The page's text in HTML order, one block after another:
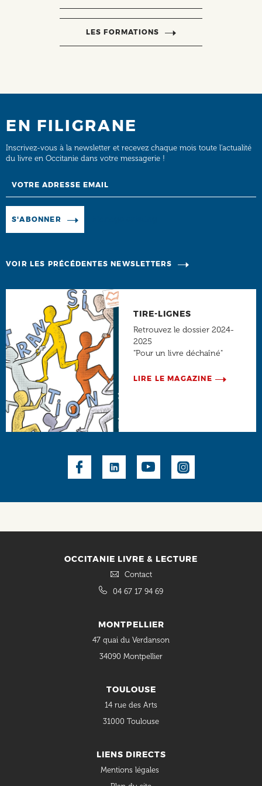
LES FORMATIONS
EN FILIGRANE
Inscrivez-vous à la newsletter et recevez chaque mois toute l’actualité
du livre en Occitanie dans votre messagerie !
S'ABONNER
VOIR LES PRÉCÉDENTES NEWSLETTERS
TIRE-LIGNES
Retrouvez le dossier 2024-
2025
"Pour un livre déchaîné"
LIRE LE MAGAZINE
OCCITANIE LIVRE & LECTURE
Contact
04 67 17 94 69
MONTPELLIER
47 quai du Verdanson
34090 Montpellier
TOULOUSE
14 rue des Arts
31000 Toulouse
LIENS DIRECTS
Mentions légales